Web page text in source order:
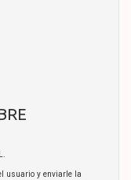
usuario y enviarle la